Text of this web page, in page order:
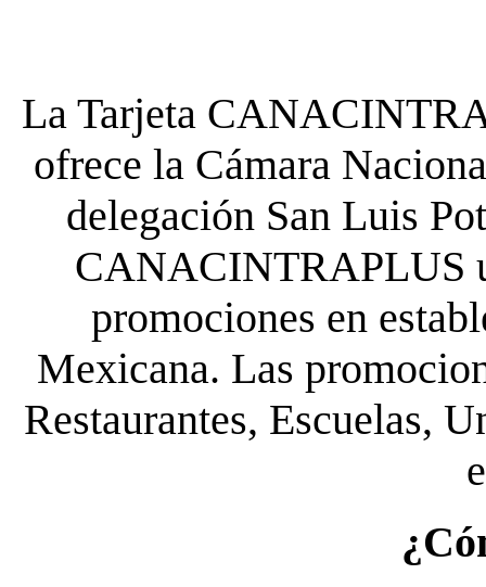
La Tarjeta
ofrece la Cámara
delegación San Luis
CANACINTRAPLUS
promociones en
Mexicana. Las
Restaurantes, Escuelas,